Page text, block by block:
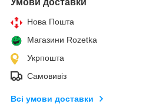
Нова Пошта
Магазини Rozetka
Укрпошта
Самовивіз
Всі умови доставки